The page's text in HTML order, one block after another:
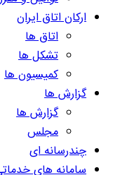
ارکان اتاق ایران
اتاق ها
تشکل ها
کمیسیون ها
گزارش ها
گزارش ها
مجلس
چندرسانه ای
سامانه های